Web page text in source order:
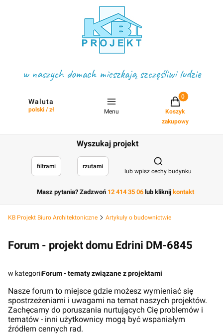
w naszych domach mieszkają szczęśliwi ludzie
Waluta
polski / zł Menu
Projekty w
Koszyk
zakupowy
Wyszukaj projekt
filtrami rzutami
Otwórz
lub wpisz cechy budynku
Masz pytania? Zadzwoń 12 414 35 06 lub kliknij kontakt
KB Projekt Biuro Architektoniczne Artykuły o budownictwie
Forum - projekt domu Edrini DM-6845
w kategoriiForum - tematy związane z projektami
Nasze forum to miejsce gdzie możesz wymieniać się
spostrzeżeniami i uwagami na temat naszych projektów.
Zachęcamy do poruszania nurtujących Cię problemów i
tematów - inni użytkownicy mogą być wspaniałym
źródłem cennych rad.